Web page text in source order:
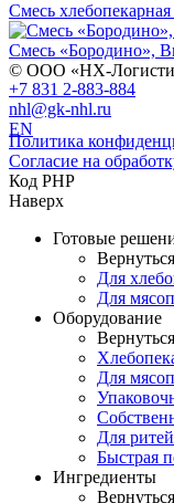
Смесь
Смесь «Бородино»,
© ООО «НХ-
+7 831 2-883-884
nhl@gk-nhl.ru
EN
Политика
Согласие на
Код PHP
Наверх
Готовые
Для
Для
Оборудование
Для
Для
Быстрая
Ингредиенты